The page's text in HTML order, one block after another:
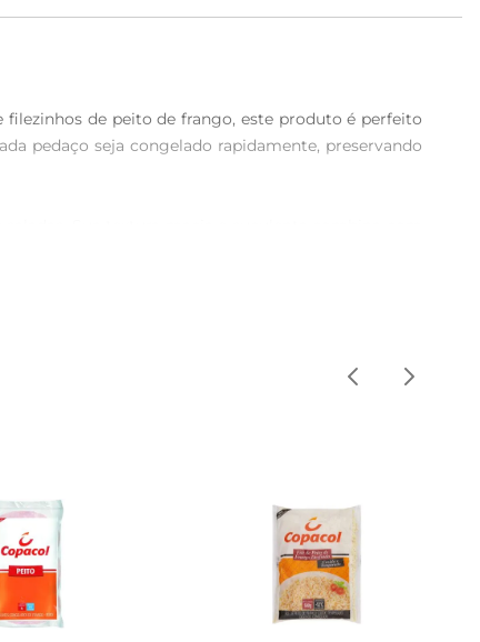
filezinhos de peito de frango, este produto é perfeito
pedaço seja congelado rapidamente, preservando
adapta facilmente a qualquer estilo de refeição, seja
e saborosa. Além disso, a qualidade Sadia é
preparo. Isso ajuda a manter a textura e o sabor.
como arroz, legumes ou saladas para uma